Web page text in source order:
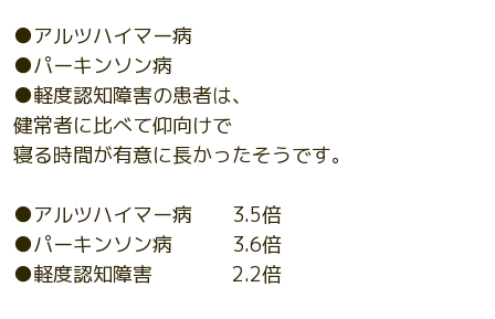
●アルツハイマー病
●パーキンソン病
●軽度認知障害の患者は、
健常者に比べて仰向けで
寝る時間が有意に長かったそうです。
●アルツハイマー病 3.5倍
●パーキンソン病 3.6倍
●軽度認知障害 2.2倍